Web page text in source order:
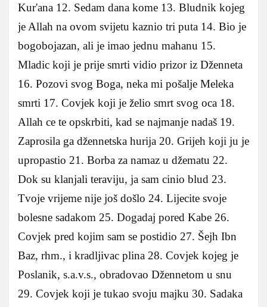
Kur'ana 12. Sedam dana kome 13. Bludnik kojeg
je Allah na ovom svijetu kaznio tri puta 14. Bio je
bogobojazan, ali je imao jednu mahanu 15.
Mladic koji je prije smrti vidio prizor iz Dženneta
16. Pozovi svog Boga, neka mi pošalje Meleka
smrti 17. Covjek koji je želio smrt svog oca 18.
Allah ce te opskrbiti, kad se najmanje nadaš 19.
Zaprosila ga džennetska hurija 20. Grijeh koji ju je
upropastio 21. Borba za namaz u džematu 22.
Dok su klanjali teraviju, ja sam cinio blud 23.
Tvoje vrijeme nije još došlo 24. Lijecite svoje
bolesne sadakom 25. Dogadaj pored Kabe 26.
Covjek pred kojim sam se postidio 27. Šejh Ibn
Baz, rhm., i kradljivac plina 28. Covjek kojeg je
Poslanik, s.a.v.s., obradovao Džennetom u snu
29. Covjek koji je tukao svoju majku 30. Sadaka